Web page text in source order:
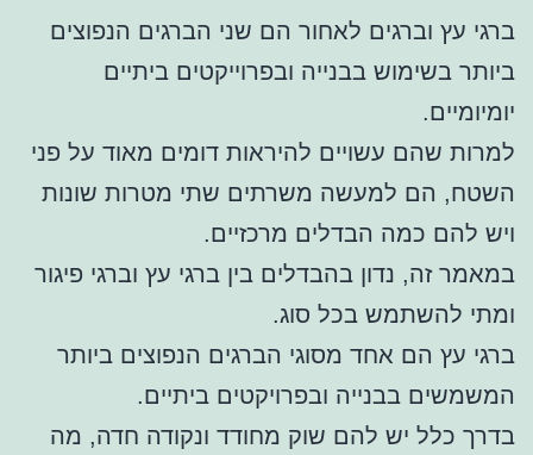
ברגי עץ וברגים לאחור הם שני הברגים הנפוצים
ביותר בשימוש בבנייה ובפרוייקטים ביתיים
יומיומיים.
למרות שהם עשויים להיראות דומים מאוד על פני
השטח, הם למעשה משרתים שתי מטרות שונות
ויש להם כמה הבדלים מרכזיים.
במאמר זה, נדון בהבדלים בין ברגי עץ וברגי פיגור
ומתי להשתמש בכל סוג.
ברגי עץ הם אחד מסוגי הברגים הנפוצים ביותר
המשמשים בבנייה ובפרויקטים ביתיים.
בדרך כלל יש להם שוק מחודד ונקודה חדה, מה